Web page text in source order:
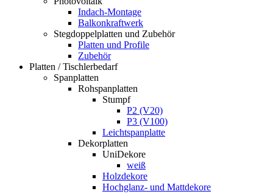
Indach-Montage
Balkonkraftwerk
Stegdoppelplatten und Zubehör
Platten und Profile
Zubehör
Platten / Tischlerbedarf
Spanplatten
Rohspanplatten
Stumpf
P2 (V20)
P3 (V100)
Leichtspanplatte
Dekorplatten
UniDekore
weiß
Holzdekore
Hochglanz- und Mattdekore